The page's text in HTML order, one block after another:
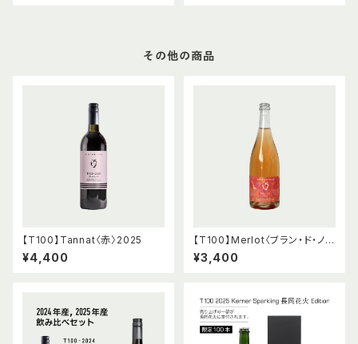
その他の商品
【T100】Tannat〈赤〉2025
¥4,400
【T100】Merlot〈ブラン・ド・ノワ
ール〉2025 Sparkling
¥3,400